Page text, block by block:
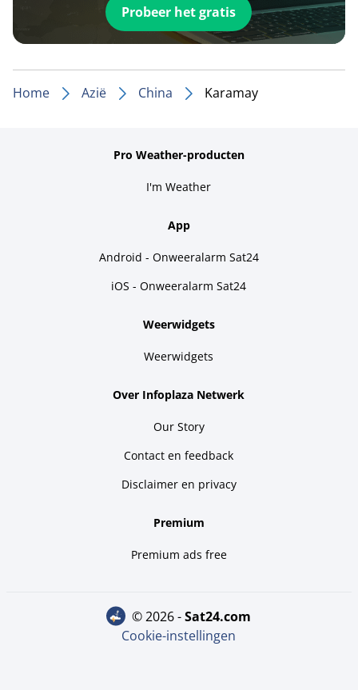
Probeer het gratis
Home Azië China Karamay
Pro Weather-producten
I'm Weather
App
Android - Onweeralarm Sat24
iOS - Onweeralarm Sat24
Weerwidgets
Weerwidgets
Over Infoplaza Netwerk
Our Story
Contact en feedback
Disclaimer en privacy
Premium
Premium ads free
© 2026 - sat24.com
Cookie-instellingen